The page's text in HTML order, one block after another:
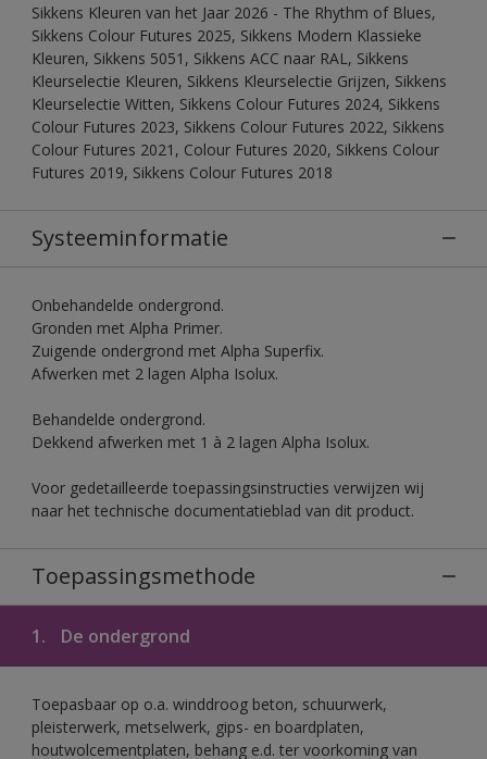
Sikkens Kleuren van het Jaar 2026 - The Rhythm of Blues,
Sikkens Colour Futures 2025, Sikkens Modern Klassieke
Kleuren, Sikkens 5051, Sikkens ACC naar RAL, Sikkens
Kleurselectie Kleuren, Sikkens Kleurselectie Grijzen, Sikkens
Kleurselectie Witten, Sikkens Colour Futures 2024, Sikkens
Colour Futures 2023, Sikkens Colour Futures 2022, Sikkens
Colour Futures 2021, Colour Futures 2020, Sikkens Colour
Futures 2019, Sikkens Colour Futures 2018
Systeeminformatie
Onbehandelde ondergrond.
Gronden met Alpha Primer.
Zuigende ondergrond met Alpha Superfix.
Afwerken met 2 lagen Alpha Isolux.
Behandelde ondergrond.
Dekkend afwerken met 1 à 2 lagen Alpha Isolux.
Voor gedetailleerde toepassingsinstructies verwijzen wij
naar het technische documentatieblad van dit product.
Toepassingsmethode
1. De ondergrond
Toepasbaar op o.a. winddroog beton, schuurwerk,
pleisterwerk, metselwerk, gips- en boardplaten,
houtwolcementplaten, behang e.d. ter voorkoming van